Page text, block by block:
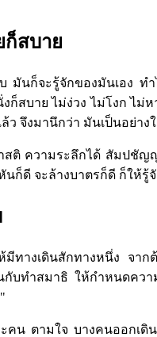
ก็สบาย
มันก็จะรู้จักของมันเอง ท
งก็สบาย ไม่ง่วง ไม่โงก ไ
ว จึงมานึกว่า มันเป็นอย่า
าสติ ความระลึกได้ สัมปชั
ก็ดี จะล้างบาตรก็ดี ก็ให้รู้
ห้มีทางเดินสักทางหนึ่ง จ
กับทำสมาธิ ให้กำหนดคว
คน ตามใจ บางคนออกเดิ